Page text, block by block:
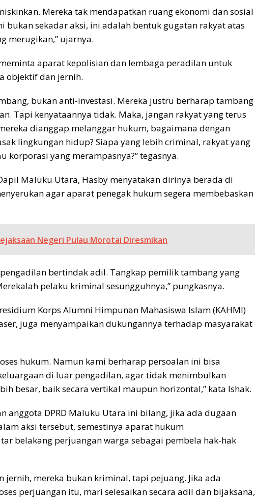
Mereka tak mendapatkan ruang ekonomi dan sosial
bukan sekadar aksi, ini adalah bentuk gugatan rakyat atas
merugikan,” ujarnya.
aparat kepolisian dan lembaga peradilan untuk
objektif dan jernih.
bukan anti-investasi. Mereka justru berharap tambang
Tapi kenyataannya tidak. Maka, jangan rakyat yang terus
dianggap melanggar hukum, bagaimana dengan
lingkungan hidup? Siapa yang lebih criminal, rakyat yang
korporasi yang merampasnya?” tegasnya.
Maluku Utara, Hasby menyatakan dirinya berada di
agar aparat penegak hukum segera membebaskan
Negeri Pulau Morotai Diresmikan
bertindak adil. Tangkap pemilik tambang yang
pelaku kriminal sesungguhnya,” pungkasnya.
Korps Alumni Himpunan Mahasiswa Islam (KAHMI)
juga menyampaikan dukungannya terhadap masyarakat
hukum. Namun kami berharap persoalan ini bisa
di luar pengadilan, agar tidak menimbulkan
besar, baik secara vertikal maupun horizontal,” kata Ishak.
anggota DPRD Maluku Utara ini bilang, jika ada dugaan
aksi tersebut, semestinya aparat hukum
belakang perjuangan warga sebagai pembela hak-hak
jernih, mereka bukan kriminal, tapi pejuang. Jika ada
perjuangan itu, mari selesaikan secara adil dan bijaksana,